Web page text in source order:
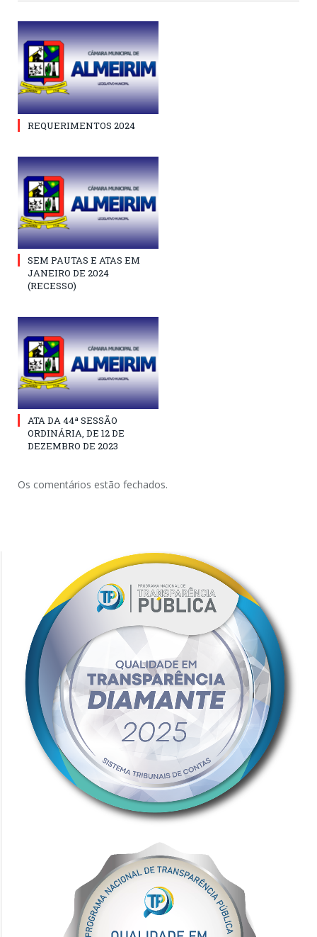
REQUERIMENTOS 2024
SEM PAUTAS E ATAS EM
JANEIRO DE 2024
(RECESSO)
ATA DA 44ª SESSÃO
ORDINÁRIA, DE 12 DE
DEZEMBRO DE 2023
Os comentários estão fechados.